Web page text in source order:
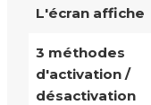
L'écran affiche
3 méthodes
d'activation /
désactivation